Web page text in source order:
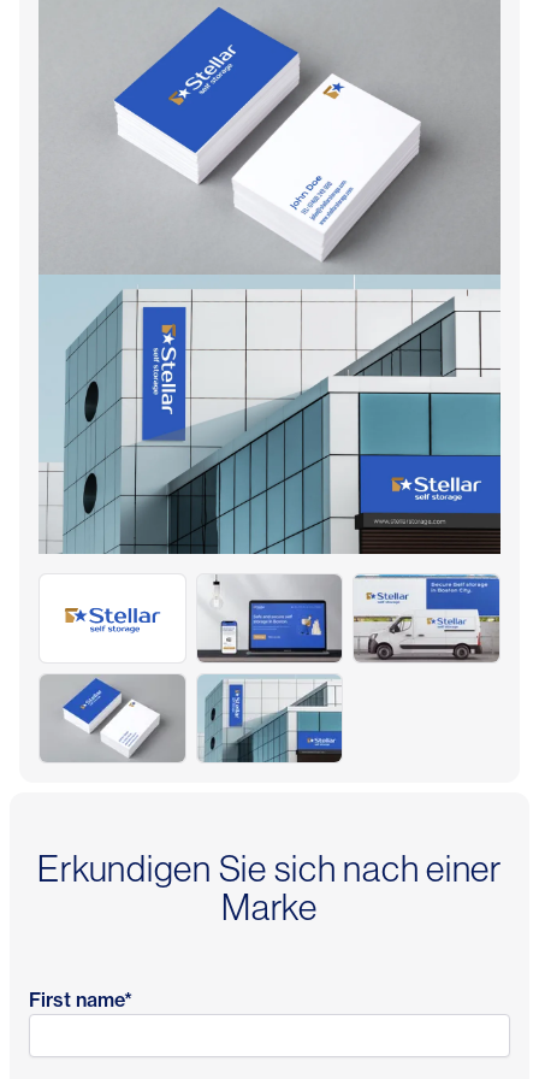
Erkundigen Sie sich nach einer
Marke
First name*